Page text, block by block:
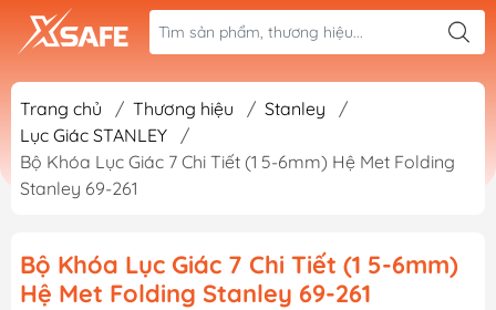
Trang chủ / Thương hiệu / Stanley
/
Lục Giác STANLEY
/
Bộ Khóa Lục Giác 7 Chi Tiết (1 5-6mm) Hệ Met Folding
Stanley 69-261
Bộ Khóa Lục Giác 7 Chi Tiết (1 5-6mm)
Hệ Met Folding Stanley 69-261